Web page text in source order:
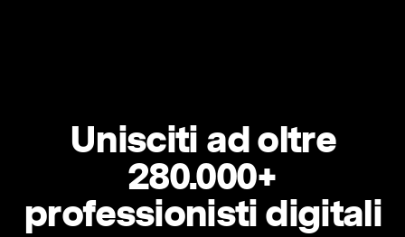
Unisciti ad oltre
280.000+
professionisti digitali